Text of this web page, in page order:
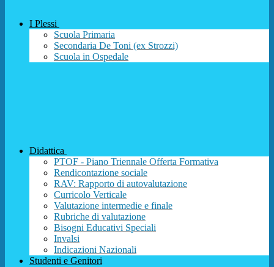
I Plessi
Scuola Primaria
Secondaria De Toni (ex Strozzi)
Scuola in Ospedale
Didattica
PTOF - Piano Triennale Offerta Formativa
Rendicontazione sociale
RAV: Rapporto di autovalutazione
Curricolo Verticale
Valutazione intermedie e finale
Rubriche di valutazione
Bisogni Educativi Speciali
Invalsi
Indicazioni Nazionali
Studenti e Genitori